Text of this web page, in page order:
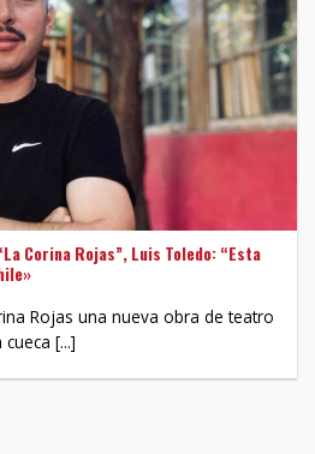
Corina Rojas”, Luis Toledo: “Esta
Rojas una nueva obra de teatro
[...]